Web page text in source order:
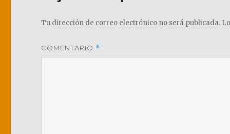
Tu dirección de correo electrónico no será publicada.
COMENTARIO *